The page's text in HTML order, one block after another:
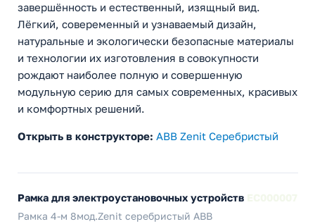
завершённость и естественный, изящный вид.
Лёгкий, совеременный и узнаваемый дизайн,
натуральные и экологически безопасные материалы
и технологии их изготовления в совокупности
рождают наиболее полную и совершенную
модульную серию для самых современных, красивых
и комфортных решений.
Открыть в конструкторе: ABB Zenit Cеребристый
Рамка для электроустановочных устройств
Рамка 4-м 8мод.Zenit серебристый ABB